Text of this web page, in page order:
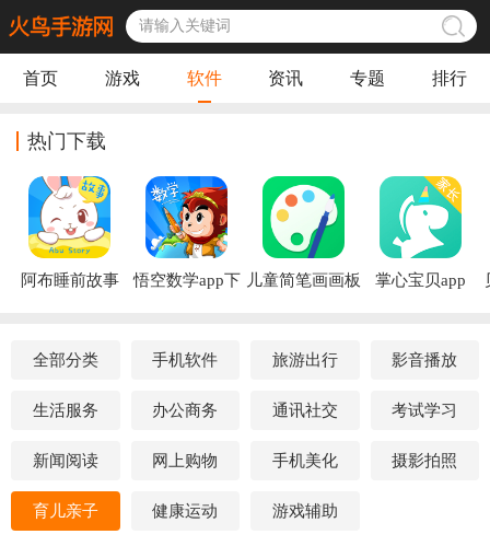
首页 游戏 软件 资讯 专题 排行
热门下载
阿布睡前故事
悟空数学app下 儿童简笔画画板
掌心宝贝app
全部分类 手机软件 旅游出行 影音播放
生活服务 办公商务 通讯社交 考试学习
新闻阅读 网上购物 手机美化 摄影拍照
育儿亲子 健康运动 游戏辅助